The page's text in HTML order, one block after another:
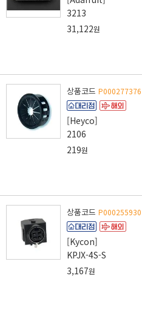
3213
31,122원
상품코드 P000277376
[Heyco]
2106
219원
상품코드 P000255930
[Kycon]
KPJX-4S-S
3,167원